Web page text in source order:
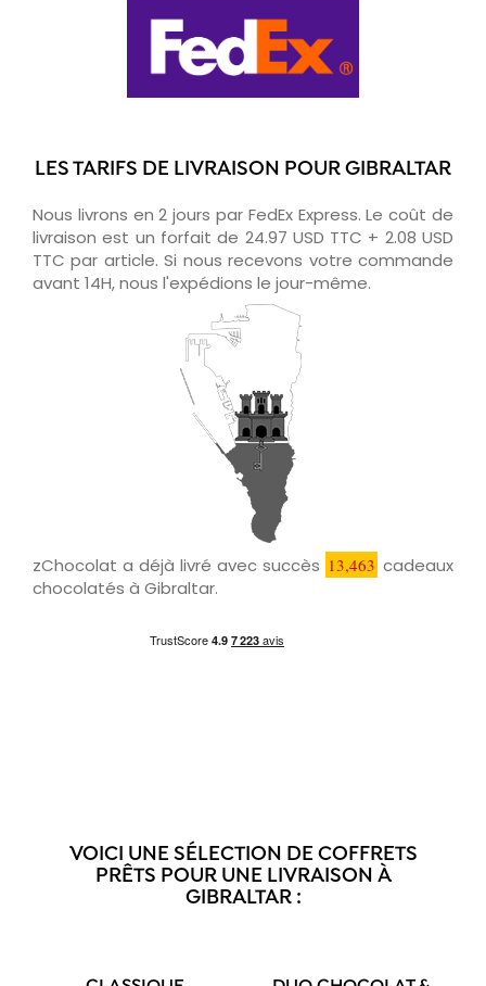
LES TARIFS DE LIVRAISON POUR GIBRALTAR
Nous livrons en 2 jours par FedEx Express. Le coût de
livraison est un forfait de 24.97 USD TTC + 2.08 USD
TTC par article. Si nous recevons votre commande
avant 14H, nous l'expédions le jour-même.
zChocolat a déjà livré avec succès 13,463 cadeaux
chocolatés à Gibraltar.
VOICI UNE SÉLECTION DE COFFRETS
PRÊTS POUR UNE LIVRAISON À
GIBRALTAR :